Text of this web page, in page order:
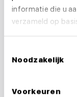
informatie die u
verzameld op
Noodzakelijk
Voorkeuren